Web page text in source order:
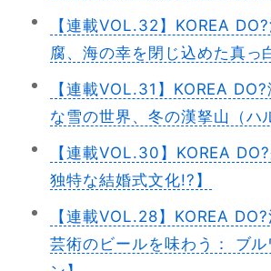
【連載VOL.32】KOREA
腐、海の幸を閉じ込めた真っ
【連載VOL.31】KOREA
な雪の世界、冬の漢拏山（ハ
【連載VOL.30】KOREA
独特な結婚式文化!?】
【連載VOL.28】KOREA DO?
芸術のビールを味わう： ブル